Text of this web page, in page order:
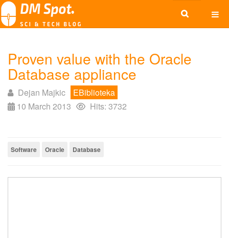
Proven value with the Oracle
Database appliance
Dejan Majkic
EBiblioteka
10 March 2013
Hits: 3732
Software Oracle Database